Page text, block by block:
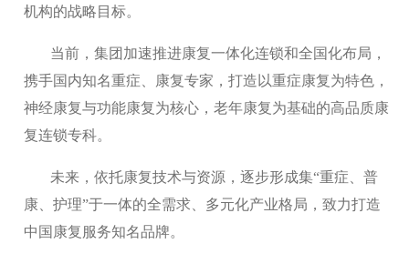
机构的战略目标。
当前，集团加速推进康复一体化连锁和全国化布局，
携手国内知名重症、康复专家，打造以重症康复为特色，
神经康复与功能康复为核心，老年康复为基础的高品质康
复连锁专科。
未来，依托康复技术与资源，逐步形成集“重症、普
康、护理”于一体的全需求、多元化产业格局，致力打造
中国康复服务知名品牌。